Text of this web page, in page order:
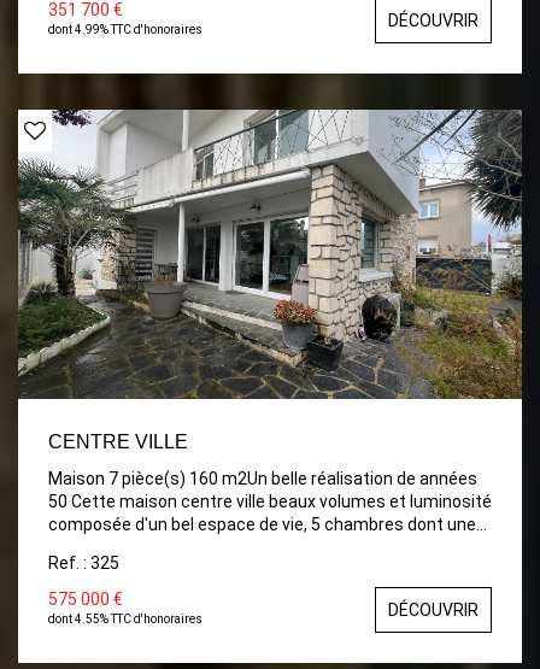
avec porte électrique et coin Buanderie, Cabanon. JARDIN
clos d'environ 480m² A VISITER Rapidement .
351 700 €
dont 4.99% TTC d'honoraires DÉCOUVRIR
CENTRE VILLE
Maison 7 pièce(s) 160 m2Un belle réalisation de années
50 Cette maison centre ville beaux volumes et luminosité
composée d'un bel espace de vie, 5 chambres dont une
Ref. : 325
575 000 €
dont 4.55% TTC d'honoraires DÉCOUVRIR